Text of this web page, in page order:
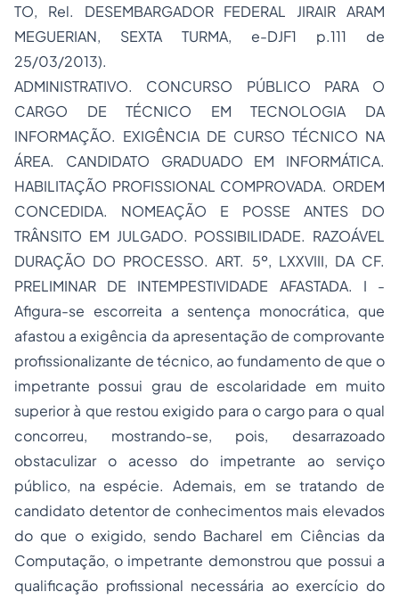
TO, Rel. DESEMBARGADOR FEDERAL JIRAIR ARAM
MEGUERIAN, SEXTA TURMA, e-DJF1 p.111 de
25/03/2013).
ADMINISTRATIVO. CONCURSO PÚBLICO PARA O
CARGO DE TÉCNICO EM TECNOLOGIA DA
INFORMAÇÃO. EXIGÊNCIA DE CURSO TÉCNICO NA
ÁREA. CANDIDATO GRADUADO EM INFORMÁTICA.
HABILITAÇÃO PROFISSIONAL COMPROVADA. ORDEM
CONCEDIDA. NOMEAÇÃO E POSSE ANTES DO
TRÂNSITO EM JULGADO. POSSIBILIDADE. RAZOÁVEL
DURAÇÃO DO PROCESSO. ART. 5º, LXXVIII, DA CF.
PRELIMINAR DE INTEMPESTIVIDADE AFASTADA. I -
Afigura-se escorreita a sentença monocrática, que
afastou a exigência da apresentação de comprovante
profissionalizante de técnico, ao fundamento de que o
impetrante possui grau de escolaridade em muito
superior à que restou exigido para o cargo para o qual
concorreu, mostrando-se, pois, desarrazoado
obstaculizar o acesso do impetrante ao serviço
público, na espécie. Ademais, em se tratando de
candidato detentor de conhecimentos mais elevados
do que o exigido, sendo Bacharel em Ciências da
Computação, o impetrante demonstrou que possui a
qualificação profissional necessária ao exercício do